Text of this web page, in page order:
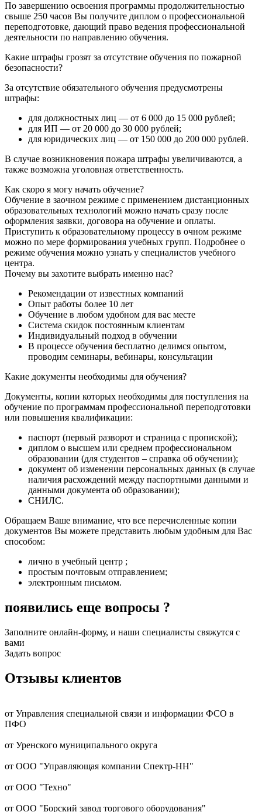
По завершению освоения программы продолжительностью
свыше 250 часов Вы получите диплом о профессиональной
переподготовке, дающий право ведения профессиональной
деятельности по направлению обучения.
Какие штрафы грозят за отсутствие обучения по пожарной
безопасности?
За отсутствие обязательного обучения предусмотрены
штрафы:
для должностных лиц — от 6 000 до 15 000 рублей;
для ИП — от 20 000 до 30 000 рублей;
для юридических лиц — от 150 000 до 200 000 рублей.
В случае возникновения пожара штрафы увеличиваются, а
также возможна уголовная ответственность.
Как скоро я могу начать обучение?
Обучение в заочном режиме с применением дистанционных
образовательных технологий можно начать сразу после
оформления заявки, договора на обучение и оплаты.
Приступить к образовательному процессу в очном режиме
можно по мере формирования учебных групп. Подробнее о
режиме обучения можно узнать у специалистов учебного
центра.
Почему вы захотите выбрать именно нас?
Рекомендации от известных компаний
Опыт работы более 10 лет
Обучение в любом удобном для вас месте
Система скидок постоянным клиентам
Индивидуальный подход в обучении
В процессе обучения бесплатно делимся опытом,
проводим семинары, вебинары, консультации
Какие документы необходимы для обучения?
Документы, копии которых необходимы для поступления на
обучение по программам профессиональной переподготовки
или повышения квалификации:
паспорт (первый разворот и страница с пропиской);
диплом о высшем или среднем профессиональном
образовании (для студентов – справка об обучении);
документ об изменении персональных данных (в случае
наличия расхождений между паспортными данными и
данными документа об образовании);
СНИЛС.
Обращаем Ваше внимание, что все перечисленные копии
документов Вы можете представить любым удобным для Вас
способом:
лично в учебный центр ;
простым почтовым отправлением;
электронным письмом.
появились еще вопросы ?
Заполните онлайн-форму, и наши специалисты свяжутся с
вами
Задать вопрос
Отзывы клиентов
от Управления специальной связи и информации ФСО в
ПФО
от Уренского муниципального округа
от ООО "Управляющая компании Спектр-НН"
от ООО "Техно"
от ООО "Борский завод торгового оборудования"